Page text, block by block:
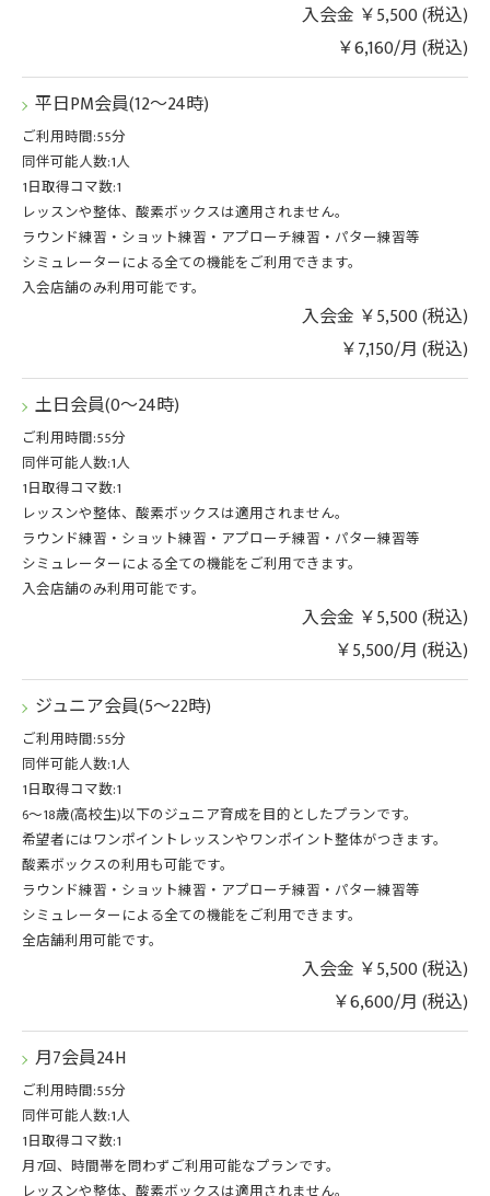
入会金 ￥5,500 (税込)
￥6,160/月 (税込)
平日PM会員(12～24時)
ご利用時間:55分
同伴可能人数:1人
1日取得コマ数:1
レッスンや整体、酸素ボックスは適用されません。
ラウンド練習・ショット練習・アプローチ練習・パター練習等
シミュレーターによる全ての機能をご利用できます。
入会店舗のみ利用可能です。
入会金 ￥5,500 (税込)
￥7,150/月 (税込)
土日会員(0～24時)
ご利用時間:55分
同伴可能人数:1人
1日取得コマ数:1
レッスンや整体、酸素ボックスは適用されません。
ラウンド練習・ショット練習・アプローチ練習・パター練習等
シミュレーターによる全ての機能をご利用できます。
入会店舗のみ利用可能です。
入会金 ￥5,500 (税込)
￥5,500/月 (税込)
ジュニア会員(5～22時)
ご利用時間:55分
同伴可能人数:1人
1日取得コマ数:1
6〜18歳(高校生)以下のジュニア育成を目的としたプランです。
希望者にはワンポイントレッスンやワンポイント整体がつきます。
酸素ボックスの利用も可能です。
ラウンド練習・ショット練習・アプローチ練習・パター練習等
シミュレーターによる全ての機能をご利用できます。
全店舗利用可能です。
入会金 ￥5,500 (税込)
￥6,600/月 (税込)
月7会員24H
ご利用時間:55分
同伴可能人数:1人
1日取得コマ数:1
月7回、時間帯を問わずご利用可能なプランです。